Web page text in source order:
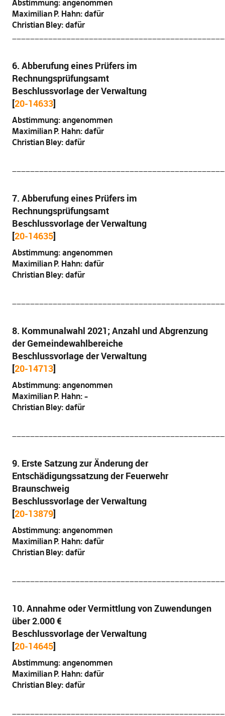
Abstimmung: angenommen
Maximilian P. Hahn: dafür
Christian Bley: dafür
6. Abberufung eines Prüfers im
Rechnungsprüfungsamt
Beschlussvorlage der Verwaltung
[20-14633]
Abstimmung: angenommen
Maximilian P. Hahn: dafür
Christian Bley: dafür
7. Abberufung eines Prüfers im
Rechnungsprüfungsamt
Beschlussvorlage der Verwaltung
[20-14635]
Abstimmung: angenommen
Maximilian P. Hahn: dafür
Christian Bley: dafür
8. Kommunalwahl 2021; Anzahl und Abgrenzung
der Gemeindewahlbereiche
Beschlussvorlage der Verwaltung
[20-14713]
Abstimmung: angenommen
Maximilian P. Hahn: –
Christian Bley: dafür
9. Erste Satzung zur Änderung der
Entschädigungssatzung der Feuerwehr
Braunschweig
Beschlussvorlage der Verwaltung
[20-13879]
Abstimmung: angenommen
Maximilian P. Hahn: dafür
Christian Bley: dafür
10. Annahme oder Vermittlung von Zuwendungen
über 2.000 €
Beschlussvorlage der Verwaltung
[20-14645]
Abstimmung: angenommen
Maximilian P. Hahn: dafür
Christian Bley: dafür